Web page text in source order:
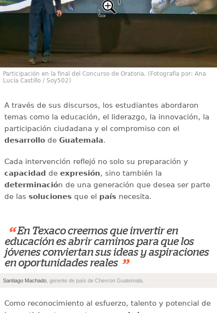
Participación en la final del Concurso de Oratoria. (Fotografía por: Ana
Lucía Castillo / Soy502)
A través de sus discursos, los estudiantes abordaron
temas como la educación, el liderazgo, la innovación, la
participación ciudadana y el compromiso con el
desarrollodeGuatemala.
Cada intervención reflejó no solo su preparación y
capacidad deexpresión, sino también la
determinación de una generación que desea ser parte
de las solucionesque el paísnecesita.
“ En Texaco creemos que invertir en
educación es abrir caminos para que los
jóvenes conviertan sus ideas y aspiraciones
en oportunidades reales ”
Santiago Machado , gerente de país de Chevron Guatemala.
Como reconocimiento al esfuerzo, talento y potencial de